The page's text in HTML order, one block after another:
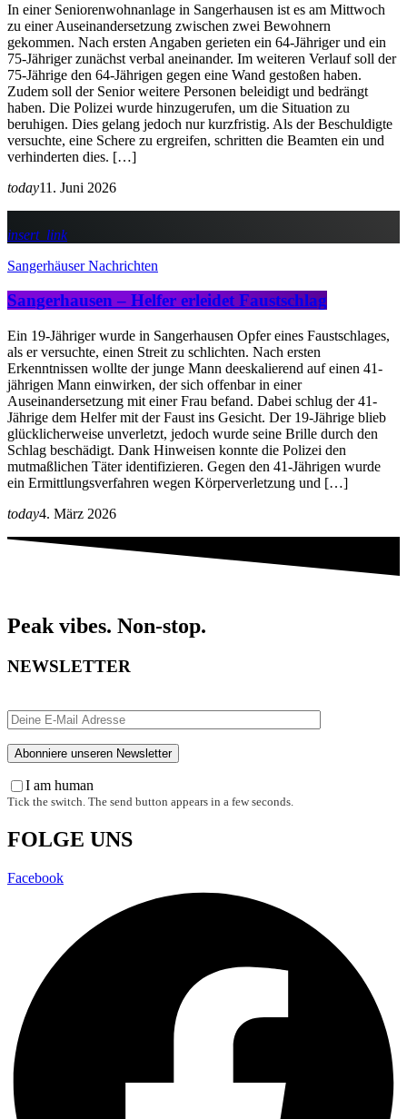
In einer Seniorenwohnanlage in Sangerhausen ist es am Mittwoch
zu einer Auseinandersetzung zwischen zwei Bewohnern
gekommen. Nach ersten Angaben gerieten ein 64-Jähriger und ein
75-Jähriger zunächst verbal aneinander. Im weiteren Verlauf soll der
75-Jährige den 64-Jährigen gegen eine Wand gestoßen haben.
Zudem soll der Senior weitere Personen beleidigt und bedrängt
haben. Die Polizei wurde hinzugerufen, um die Situation zu
beruhigen. Dies gelang jedoch nur kurzfristig. Als der Beschuldigte
versuchte, eine Schere zu ergreifen, schritten die Beamten ein und
verhinderten dies. […]
today11. Juni 2026
insert_link
Sangerhäuser Nachrichten
Sangerhausen – Helfer erleidet Faustschlag
Ein 19-Jähriger wurde in Sangerhausen Opfer eines Faustschlages,
als er versuchte, einen Streit zu schlichten. Nach ersten
Erkenntnissen wollte der junge Mann deeskalierend auf einen 41-
jährigen Mann einwirken, der sich offenbar in einer
Auseinandersetzung mit einer Frau befand. Dabei schlug der 41-
Jährige dem Helfer mit der Faust ins Gesicht. Der 19-Jährige blieb
glücklicherweise unverletzt, jedoch wurde seine Brille durch den
Schlag beschädigt. Dank Hinweisen konnte die Polizei den
mutmaßlichen Täter identifizieren. Gegen den 41-Jährigen wurde
ein Ermittlungsverfahren wegen Körperverletzung und […]
today4. März 2026
Peak vibes. Non-stop.
NEWSLETTER
I am human
Tick the switch. The send button appears in a few seconds.
FOLGE UNS
Facebook